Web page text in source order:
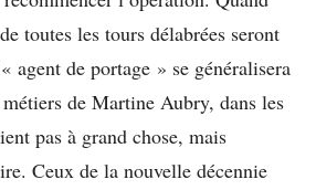
toutes les tours délabrées seront
agent de portage » se généralisera
de Martine Aubry, dans les
pas à grand chose, mais
Ceux de la nouvelle décennie